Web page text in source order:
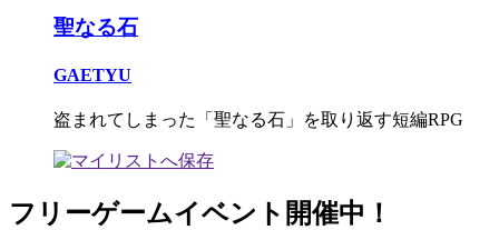
聖なる石
GAETYU
盗まれてしまった「聖なる石」を取り返す短編RPG
フリーゲームイベント開催中！